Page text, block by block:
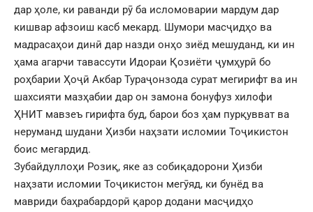
дар ҳоле, ки раванди рӯ ба исломоварии мардум дар
кишвар афзоиш касб мекард. Шумори масҷидҳо ва
мадрасаҳои динӣ дар назди онҳо зиёд мешуданд, ки ин
ҳама агарчи тавассути Идораи Қозиёти ҷумҳурӣ бо
роҳбарии Ҳоҷӣ Акбар Тураҷонзода сурат мегирифт ва ин
шахсияти мазҳабии дар он замона бонуфуз хилофи
ҲНИТ мавзеъ гирифта буд, барои боз ҳам пурқувват ва
неруманд шудани Ҳизби наҳзати исломии Тоҷикистон
боис мегардид.
Зубайдуллоҳи Розиқ, яке аз собиқадорони Ҳизби
наҳзати исломии Тоҷикистон мегӯяд, ки бунёд ва
мавриди баҳрабардорӣ қарор додани масҷидҳо